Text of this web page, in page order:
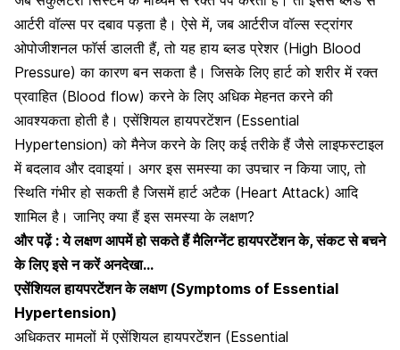
आर्टरी वॉल्स पर दबाव पड़ता है । ऐसे में, जब आर्टरीज वॉल्स स्ट्रांगर
ओपोजीशनल फाॅर्स डालती हैं, तो यह हाय ब्लड प्रेशर (High Blood
Pressure) का कारण बन सकता है। जिसके लिए हार्ट को शरीर में रक्त
प्रवाहित (Blood flow) करने के लिए अधिक मेहनत करने की
आवश्यकता होती है। एसेंशियल हायपरटेंशन (Essential
Hypertension) को मैनेज करने के लिए कई तरीके हैं जैसे लाइफस्टाइल
में बदलाव और दवाइयां। अगर इससमस्या का उपचार न किया जाए, तो
स्थिति गंभीर हो सकती है जिसमें हार्ट अटैक (Heart Attack) आदि
शामिल है। जानिए क्या हैं इस समस्या के लक्षण?
और पढ़ें : ये लक्षण आपमें हो सकते हैं मैलिग्नेंट हायपरटेंशन के, संकट से बचने
के लिए इसे न करें अनदेखा…
एसेंशियल हायपरटेंशन के लक्षण (Symptoms of Essential
Hypertension)
अधिकतर मामलों में एसेंशियल हायपरटेंशन (Essential